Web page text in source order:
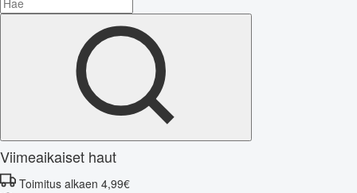
Viimeaikaiset haut
Toimitus alkaen 4,99€